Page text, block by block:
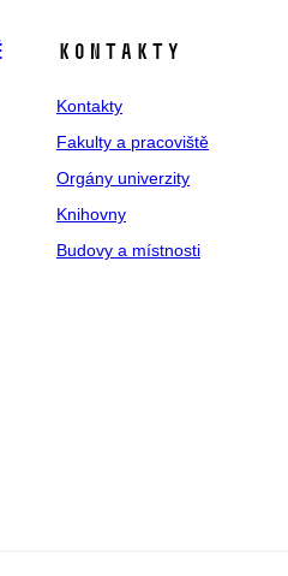
Kontakty
Kontakty
Fakulty a pracoviště
Orgány univerzity
Knihovny
Budovy a místnosti